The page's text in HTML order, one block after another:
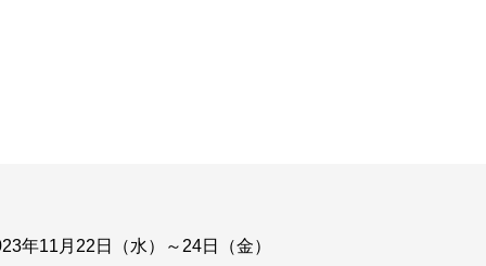
ブスクリプション
年11月22日（水）～24日（金）